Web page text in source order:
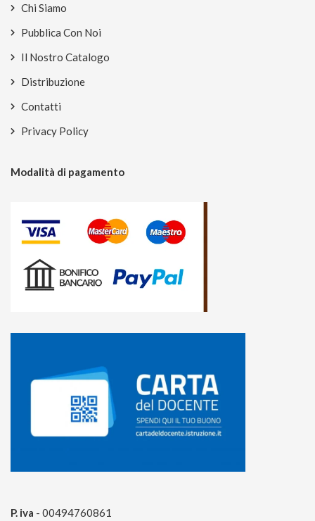
Chi Siamo
Pubblica Con Noi
Il Nostro Catalogo
Distribuzione
Contatti
Privacy Policy
Modalità di pagamento
P. iva - 00494760861